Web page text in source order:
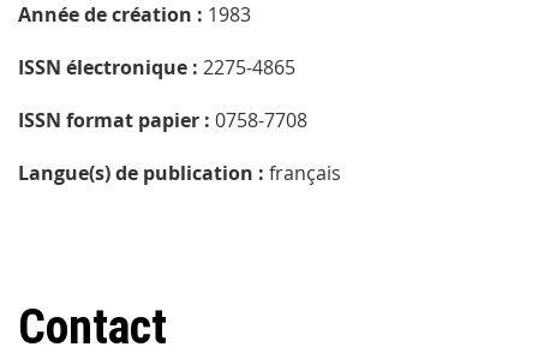
Année de création : 1983
ISSN électronique : 2275-4865
ISSN format papier : 0758-7708
Langue(s) de publication : français
Contact